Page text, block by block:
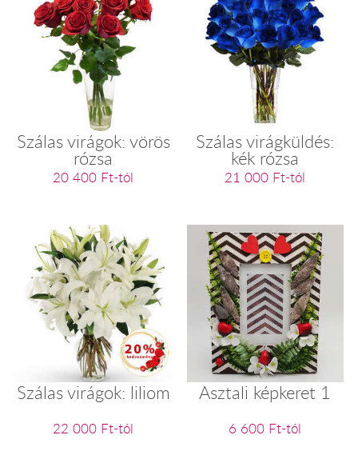
Szálas virágok: vörös
rózsa
20 400 Ft-tól
Szálas virágküldés:
kék rózsa
21 000 Ft-tól
Szálas virágok: liliom
22 000 Ft-tól
Asztali képkeret 1
6 600 Ft-tól